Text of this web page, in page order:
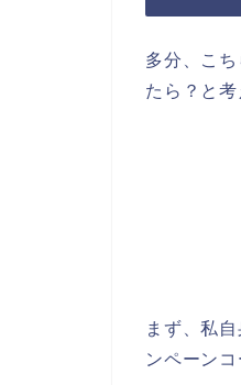
多分、こ
たら？と
まず、私
ンペーン